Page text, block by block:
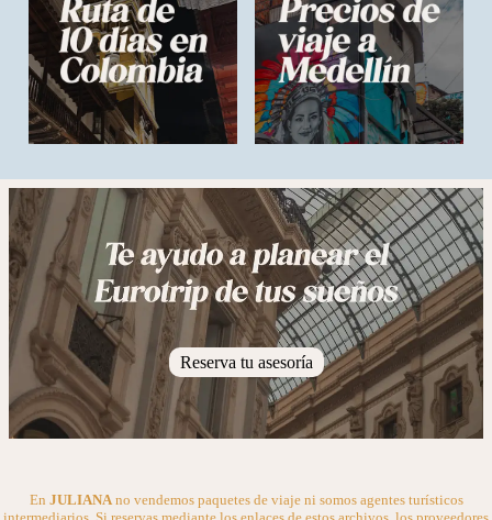
Reserva tu asesoría
En JULIANAno vendemos paquetes de viaje ni somos agentes turísticos